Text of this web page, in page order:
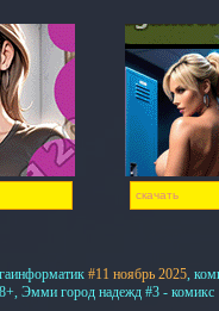
скачать
#11 ноябрь 2025,
Эмми город надежд #3 - комикс